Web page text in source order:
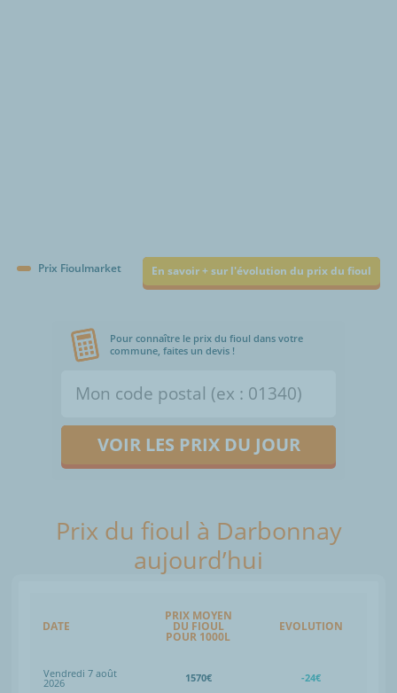
Prix Fioulmarket En savoir + sur l'évolution du prix du fioul
Pour connaître le prix du fioul dans votre
commune, faites un devis !
VOIR LES PRIX DU JOUR
Prix du fioul à Darbonnay
aujourd’hui
DATE
PRIX MOYEN
DU FIOUL
POUR 1000L
EVOLUTION
Vendredi 7 août
2026 1570€ -24€